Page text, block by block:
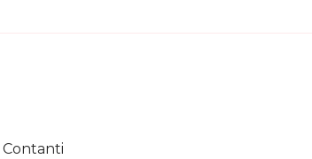
Contanti